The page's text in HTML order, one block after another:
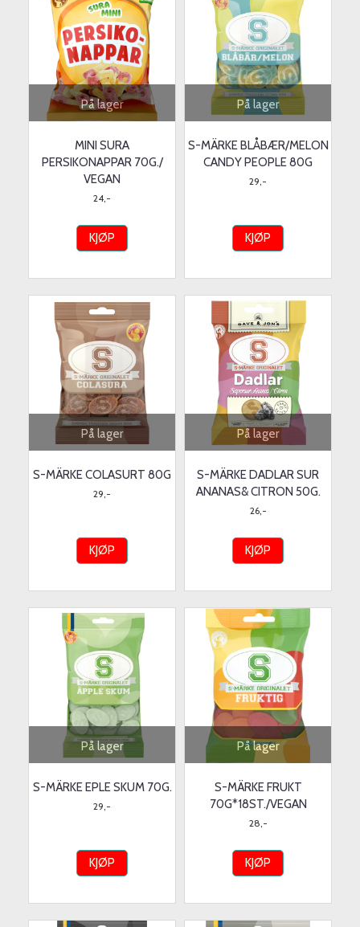
På lager
MINI SURA
PERSIKONAPPAR 70G./
VEGAN
24,-
KJØP
På lager
S-MÄRKE BLÅBÆR/MELON
CANDY PEOPLE 80G
29,-
KJØP
På lager
S-MÄRKE COLASURT 80G
29,-
KJØP
På lager
S-MÄRKE DADLAR SUR
ANANAS& CITRON 50G.
26,-
KJØP
På lager
S-MÄRKE EPLE SKUM 70G.
29,-
KJØP
På lager
S-MÄRKE FRUKT
70G*18ST./VEGAN
28,-
KJØP